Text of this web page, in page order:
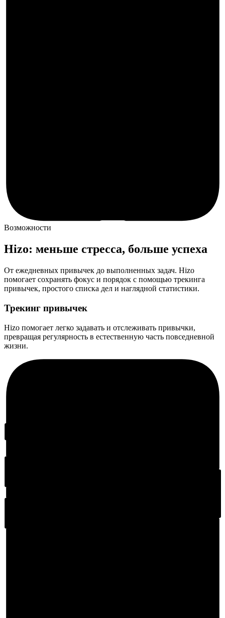
Возможности
Hizo: меньше стресса, больше успеха
От ежедневных привычек до выполненных задач. Hizo
помогает сохранять фокус и порядок с помощью трекинга
привычек, простого списка дел и наглядной статистики.
Трекинг привычек
Hizo помогает легко задавать и отслеживать привычки,
превращая регулярность в естественную часть повседневной
жизни.